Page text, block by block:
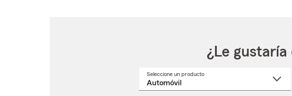
¿Le
Seleccione un productoSeleccione